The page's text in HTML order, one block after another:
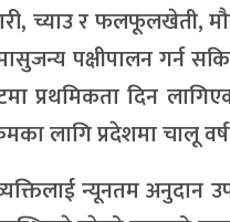
च्याउ र फलफूलखेती,
पक्षीपालन गर्न
प्रथमिकता दिन
लागि प्रदेशमा चालू
न्यूनतम अनुदान